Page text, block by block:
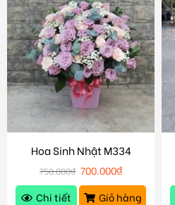
Hoa Sinh Nhật M334
750.000₫ 700.000₫
Chi tiết
Giỏ hàng